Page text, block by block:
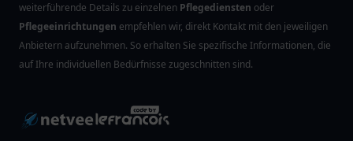
weiterführende Details zu einzelnen Pflegediensten oder
Pflegeeinrichtungen empfehlen wir, direkt Kontakt mit den jeweiligen
Anbietern aufzunehmen. So erhalten Sie spezifische Informationen, die
auf Ihre individuellen Bedürfnisse zugeschnitten sind.